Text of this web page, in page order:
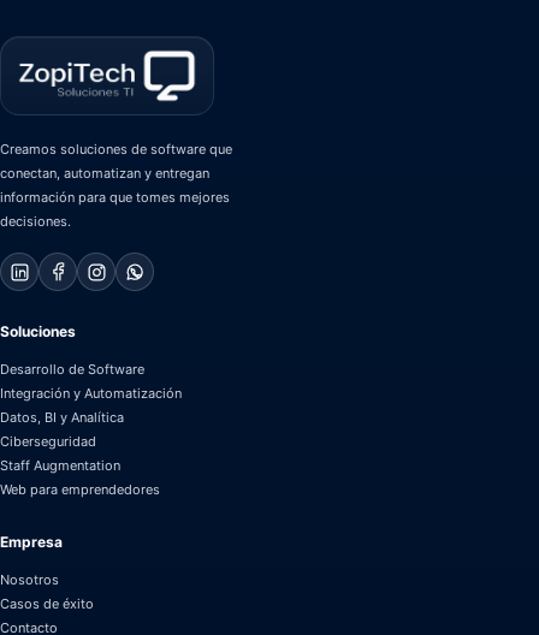
Creamos soluciones de software que
conectan, automatizan y entregan
información para que tomes mejores
decisiones.
Soluciones
Desarrollo de Software
Integración y Automatización
Datos, BI y Analítica
Ciberseguridad
Staff Augmentation
Web para emprendedores
Empresa
Nosotros
Casos de éxito
Contacto